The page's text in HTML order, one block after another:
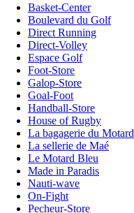
Basket-Center
Boulevard du Golf
Direct Running
Direct-Volley
Espace Golf
Foot-Store
Galop-Store
Goal-Foot
Handball-Store
House of Rugby
La bagagerie du Motard
La sellerie de Maé
Le Motard Bleu
Made in Paradis
Nauti-wave
On-Fight
Pecheur-Store